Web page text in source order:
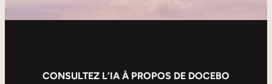
CONSULTEZ L’IA À PROPOS DE DOCEBO